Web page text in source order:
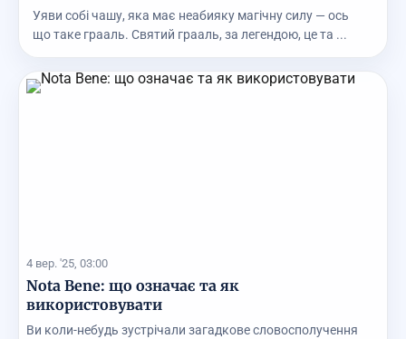
Уяви собі чашу, яка має неабияку магічну силу — ось
що таке грааль. Святий грааль, за легендою, це та ...
4 вер. '25, 03:00
Nota Bene: що означає та як
використовувати
Ви коли-небудь зустрічали загадкове словосполучення